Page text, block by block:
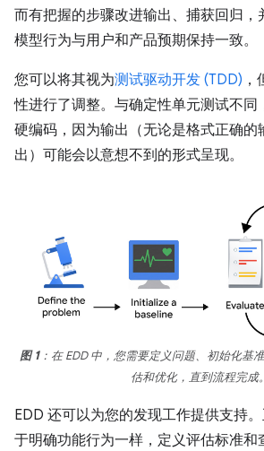
而有把握的步骤改进输出、捕获回归，
模型行为与用户和产品预期保持一致。
您可以将其视为测试驱动开发 (TDD)
性进行了调整。与确定性单元测试不同
硬编码，因为输出（无论是格式正确的
出）可能会以意想不到的形式呈现。
图 1：在 EDD 中，您需要定义问题、初始化基
估和优化，直到流程完成。
EDD 还可以为您的发现工作提供支持
于明确功能行为一样，定义评估标准和